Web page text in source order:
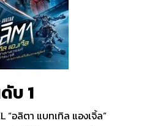
บ 1
“อลิตา แบทเทิล แองเจิ้ล”